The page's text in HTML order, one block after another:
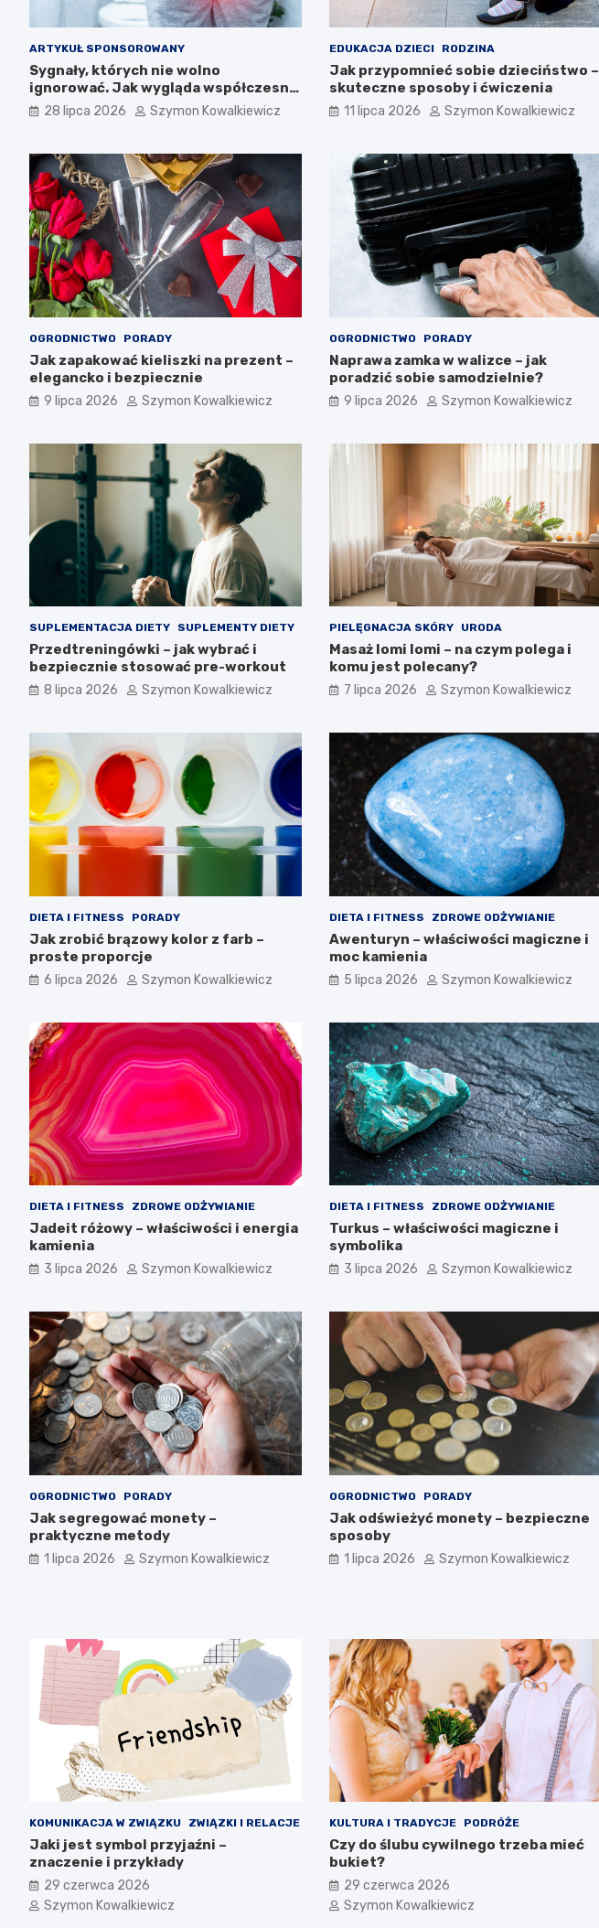
ARTYKUŁ SPONSOROWANY
Sygnały, których nie wolno
ignorować. Jak wygląda współczesna
diagnostyka i profilaktyka w
proktologii?
28 lipca 2026 Szymon Kowalkiewicz
EDUKACJA DZIECI RODZINA
Jak przypomnieć sobie dzieciństwo –
skuteczne sposoby i ćwiczenia
11 lipca 2026 Szymon Kowalkiewicz
OGRODNICTWO PORADY
Jak zapakować kieliszki na prezent –
elegancko i bezpiecznie
9 lipca 2026 Szymon Kowalkiewicz
OGRODNICTWO PORADY
Naprawa zamka w walizce – jak
poradzić sobie samodzielnie?
9 lipca 2026 Szymon Kowalkiewicz
SUPLEMENTACJA DIETY SUPLEMENTY DIETY
Przedtreningówki – jak wybrać i
bezpiecznie stosować pre-workout
8 lipca 2026 Szymon Kowalkiewicz
PIELĘGNACJA SKÓRY URODA
Masaż lomi lomi – na czym polega i
komu jest polecany?
7 lipca 2026 Szymon Kowalkiewicz
DIETA I FITNESS PORADY
Jak zrobić brązowy kolor z farb –
proste proporcje
6 lipca 2026 Szymon Kowalkiewicz
DIETA I FITNESS ZDROWE ODŻYWIANIE
Awenturyn – właściwości magiczne i
moc kamienia
5 lipca 2026 Szymon Kowalkiewicz
DIETA I FITNESS ZDROWE ODŻYWIANIE
Jadeit różowy – właściwości i energia
kamienia
3 lipca 2026 Szymon Kowalkiewicz
DIETA I FITNESS ZDROWE ODŻYWIANIE
Turkus – właściwości magiczne i
symbolika
3 lipca 2026 Szymon Kowalkiewicz
OGRODNICTWO PORADY
Jak segregować monety –
praktyczne metody
1 lipca 2026 Szymon Kowalkiewicz
OGRODNICTWO PORADY
Jak odświeżyć monety – bezpieczne
sposoby
1 lipca 2026 Szymon Kowalkiewicz
KOMUNIKACJA W ZWIĄZKU ZWIĄZKI I RELACJE
Jaki jest symbol przyjaźni –
znaczenie i przykłady
29 czerwca 2026
Szymon Kowalkiewicz
KULTURA I TRADYCJE PODRÓŻE
Czy do ślubu cywilnego trzeba mieć
bukiet?
29 czerwca 2026
Szymon Kowalkiewicz